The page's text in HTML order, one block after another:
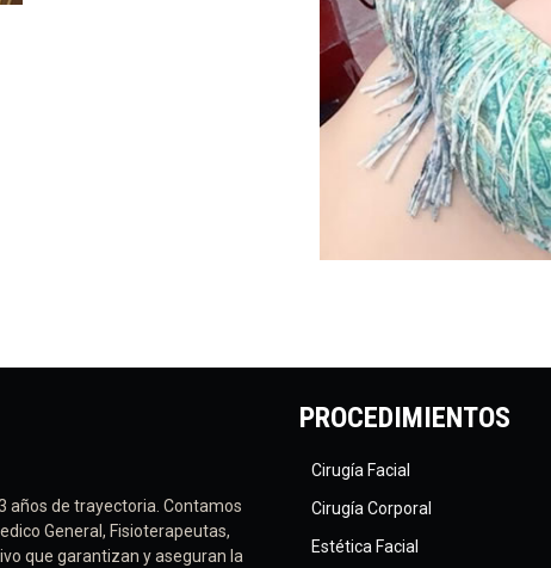
años de trayectoria. Contamos
General, Fisioterapeutas,
que garantizan y aseguran la
PROCEDIMIENTOS
Cirugía Facial
Cirugía Corporal
Estética Facial